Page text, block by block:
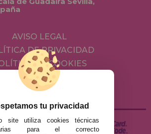
AVISO LEGAL
DE PRIVACIDAD
DE COOKIES
Y DEVOLUCIONES
/ DESISTIMIENTO
tu privacidad
site utiliza cookies técnicas
para el correcto